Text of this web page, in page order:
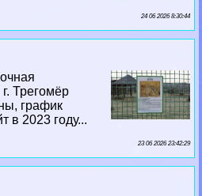
24 06 2026 8:30:44
Трегомёр
график
в 2023 году...
23 06 2026 23:42:29